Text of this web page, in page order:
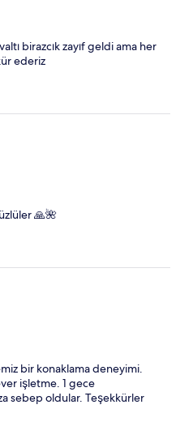
birazcık zayıf geldi ama her
ederiz
🙏🌺
bir konaklama deneyimi.
işletme. 1 gece
sebep oldular. Teşekkürler